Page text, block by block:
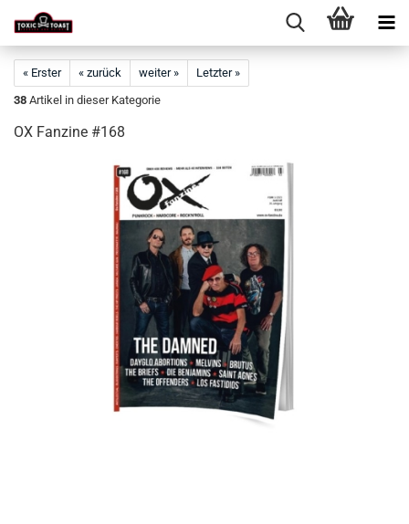
« Erster « zurück weiter »
Letzter »
38 Artikel in dieser Kategorie
OX Fanzine #168